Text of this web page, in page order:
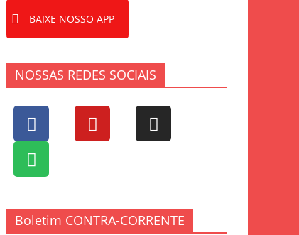
BAIXE NOSSO APP
NOSSAS REDES SOCIAIS
Boletim CONTRA-CORRENTE